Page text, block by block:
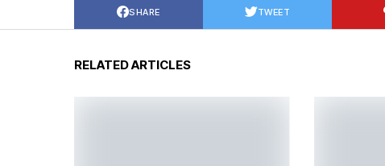
SHARE TWEET
RELATED ARTICLES